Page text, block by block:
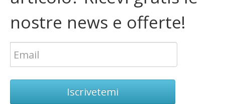
nostre news e offerte!
Iscrivetemi